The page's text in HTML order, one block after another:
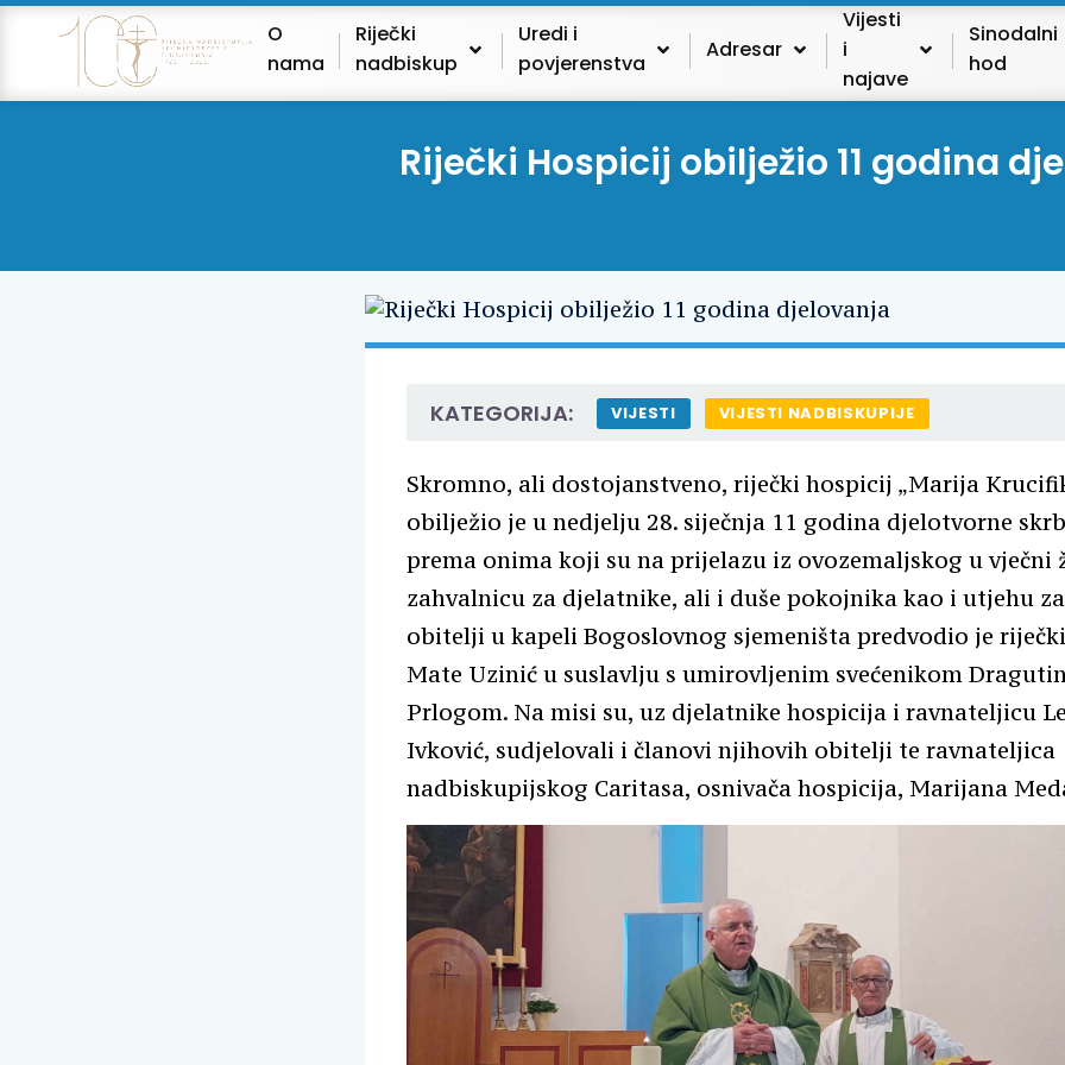
O
nama
Riječki
nadbiskup
Uredi i
povjerenstva
Adresar
Vijesti
i
najave
Sinodalni
hod
Riječki Hospicij obilježio 11 godina
KATEGORIJA: VIJESTI VIJESTI NADBISKUPIJE
Skromno, ali dostojanstveno, riječki hospicij „Marija
obilježio je u nedjelju 28. siječnja 11 godina djelotvorne
prema onima koji su na prijelazu iz ovozemaljskog u vječni
zahvalnicu za djelatnike, ali i duše pokojnika kao i utjehu
obitelji u kapeli Bogoslovnog sjemeništa predvodio je
Mate Uzinić u suslavlju s umirovljenim svećenikom
Prlogom. Na misi su, uz djelatnike hospicija i ravnateljicu
Ivković, sudjelovali i članovi njihovih obitelji te ravnateljica
nadbiskupijskog Caritasa, osnivača hospicija, Marijana